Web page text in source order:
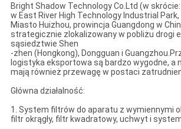
Bright Shadow Technology Co.Ltd (w
w East River High Technology Industrial Park,
Miasto Huizhou, prowincja Guangdong w
strategicznie zlokalizowany w pobliżu drogi
sąsiedztwie Shen
-zhen (Hongkong), Dongguan i
logistyka eksportowa są bardzo wygodne, a
mają również przewagę w postaci
Główna działalność:
1. System filtrów do aparatu z wymiennymi
filtr okrągły, filtr kwadratowy, uchwyt i